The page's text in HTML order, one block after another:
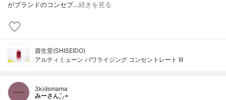
がブランドのコンセプ…続きを見る
資生堂(SHISEIDO)
アルティミューン パワライジング コンセントレート III
3kidsmama
みーさん¨̮⸝⋆